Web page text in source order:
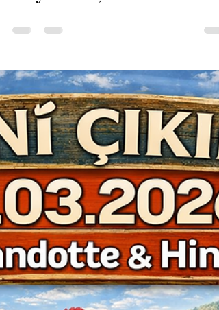
Yeni Civciv Çıkımı 19.03.2026
- Wyandotte,Hint